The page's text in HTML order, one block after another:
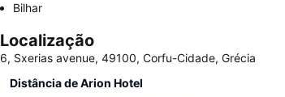
Bilhar
Localização
6, Sxerias avenue, 49100, Corfu-Cidade, Grécia
Distância de Arion Hotel